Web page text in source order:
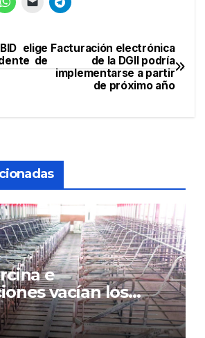
Facturación electrónica
de la DGII podría
implementarse a partir
de próximo año
elige
de
e
vacían los
Monte Adentro en